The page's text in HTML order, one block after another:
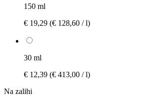
150 ml
€ 19,29 (€ 128,60 / l)
30 ml
€ 12,39 (€ 413,00 / l)
Na zalihi